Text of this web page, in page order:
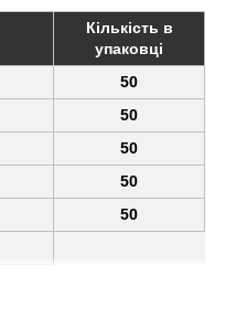
Кількість в
упаковці
50
50
50
50
50